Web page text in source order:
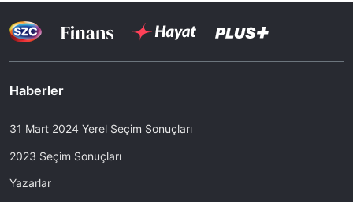
Haberler
31 Mart 2024 Yerel Seçim Sonuçları
2023 Seçim Sonuçları
Yazarlar